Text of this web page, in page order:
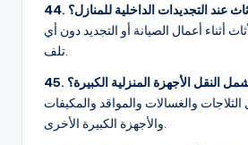
عند التجديدات الداخلية للمنازل؟
أثناء أعمال الصيانة أو التجديد دون أي
تلف.
يشمل النقل الأجهزة المنزلية الكبيرة؟
والغسالات والمواقد والمكيفات
والأجهزة الكبيرة الأخرى.